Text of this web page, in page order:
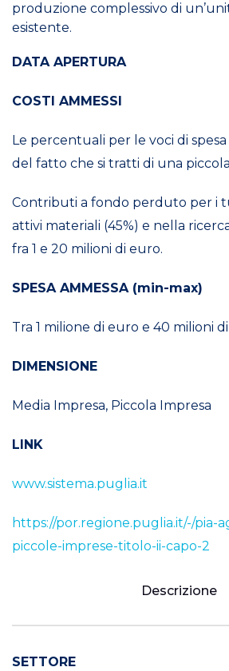
produzione complessivo di
esistente.
DATA APERTURA
COSTI AMMESSI
Le percentuali per le voci di
del fatto che si tratti di una
Contributi a fondo perduto per i
attivi materiali (45%) e nella
fra 1 e 20 milioni di euro.
SPESA AMMESSA (min-max)
Tra 1 milione di euro e 40 milioni
DIMENSIONE
Media Impresa, Piccola Impresa
LINK
www.sistema.puglia.it
https://por.regione.puglia.it/-/pia-
piccole-imprese-titolo-ii-capo-2
Descrizione
SETTORE